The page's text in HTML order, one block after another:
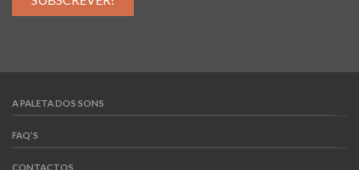
A PALETA DOS SONS
FAQ’S
CONTACTOS